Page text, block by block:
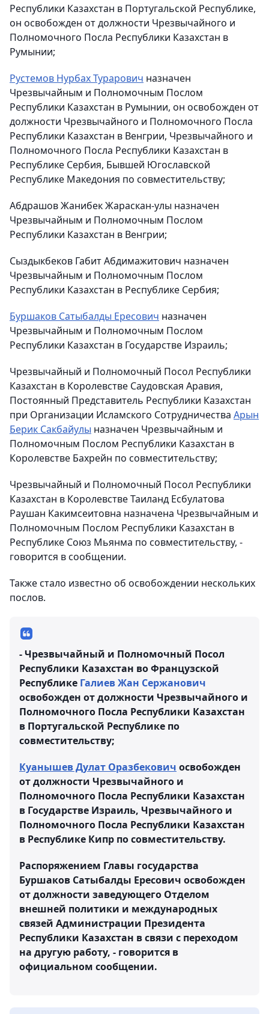
Республики Казахстан в Португальской Республике,
он освобожден от должности Чрезвычайного и
Полномочного Посла Республики Казахстан в
Румынии;
Рустемов Нурбах Турарович назначен
Чрезвычайным и Полномочным Послом
Республики Казахстан в Румынии, он освобожден от
должности Чрезвычайного и Полномочного Посла
Республики Казахстан в Венгрии, Чрезвычайного и
Полномочного Посла Республики Казахстан в
Республике Сербия, Бывшей Югославской
Республике Македония по совместительству;
Абдрашов Жанибек Жараскан-улы назначен
Чрезвычайным и Полномочным Послом
Республики Казахстан в Венгрии;
Сыздыкбеков Габит Абдимажитович назначен
Чрезвычайным и Полномочным Послом
Республики Казахстан в Республике Сербия;
Буршаков Сатыбалды Ересович назначен
Чрезвычайным и Полномочным Послом
Республики Казахстан в Государстве Израиль;
Чрезвычайный и Полномочный Посол Республики
Казахстан в Королевстве Саудовская Аравия,
Постоянный Представитель Республики Казахстан
при Организации Исламского Сотрудничества Арын
Берик Сакбайулы назначен Чрезвычайным и
Полномочным Послом Республики Казахстан в
Королевстве Бахрейн по совместительству;
Чрезвычайный и Полномочный Посол Республики
Казахстан в Королевстве Таиланд Есбулатова
Раушан Какимсеитовна назначена Чрезвычайным и
Полномочным Послом Республики Казахстан в
Республике Союз Мьянма по совместительству, -
говорится в сообщении.
Также стало известно об освобождении нескольких
послов.
- Чрезвычайный и Полномочный Посол
Республики Казахстан во Французской
Республике Галиев Жан Сержанович
освобожден от должности Чрезвычайного и
Полномочного Посла Республики Казахстан
в Португальской Республике по
совместительству;
Куанышев Дулат Оразбекович освобожден
от должности Чрезвычайного и
Полномочного Посла Республики Казахстан
в Государстве Израиль, Чрезвычайного и
Полномочного Посла Республики Казахстан
в Республике Кипр по совместительству.
Распоряжением Главы государства
Буршаков Сатыбалды Ересович освобожден
от должности заведующего Отделом
внешней политики и международных
связей Администрации Президента
Республики Казахстан в связи с переходом
на другую работу, - говорится в
официальном сообщении.